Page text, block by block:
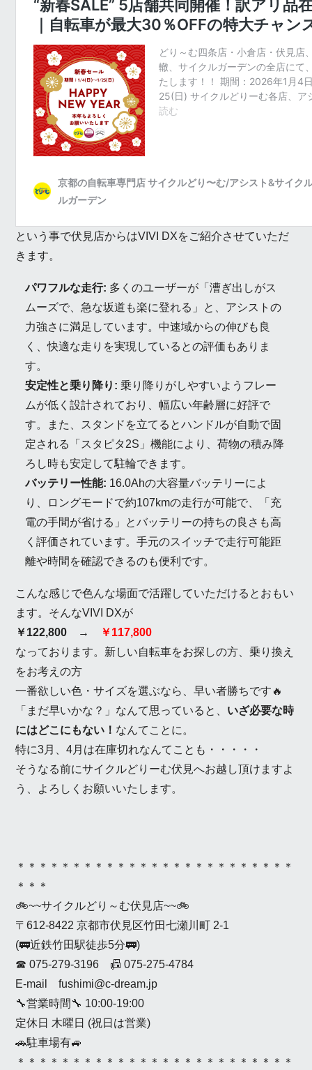
という事で伏見店からはVIVI DXをご紹介させていただ
きます。
パワフルな走行: 多くのユーザーが「漕ぎ出しがス
ムーズで、急な坂道も楽に登れる」と、アシストの
力強さに満足しています。中速域からの伸びも良
く、快適な走りを実現しているとの評価もありま
す。
安定性と乗り降り: 乗り降りがしやすいようフレー
ムが低く設計されており、幅広い年齢層に好評で
す。また、スタンドを立てるとハンドルが自動で固
定される「スタピタ2S」機能により、荷物の積み降
ろし時も安定して駐輪できます。
バッテリー性能: 16.0Ahの大容量バッテリーによ
り、ロングモードで約107kmの走行が可能で、「充
電の手間が省ける」とバッテリーの持ちの良さも高
く評価されています。手元のスイッチで走行可能距
離や時間を確認できるのも便利です。
こんな感じで色んな場面で活躍していただけるとおもい
ます。そんなVIVI DXが
￥122,800 →
￥117,800
なっております。新しい自転車をお探しの方、乗り換え
をお考えの方
一番欲しい色・サイズを選ぶなら、早い者勝ちです🔥
「まだ早いかな？」なんて思っていると、 いざ必要な時
にはどこにもない！ なんてことに。
特に3月、4月は在庫切れなんてことも・・・・・
そうなる前にサイクルどりーむ伏見へお越し頂けますよ
う、よろしくお願いいたします。
＊＊＊＊＊＊＊＊＊＊＊＊＊＊＊＊＊＊＊＊＊＊＊＊＊
＊＊＊
🚲~~サイクルどり～む伏見店~~🚲
〒612-8422 京都市伏見区竹田七瀬川町 2-1
(🚃近鉄竹田駅徒歩5分🚃)
☎ 075-279-3196 📠 075-275-4784
E-mail fushimi@c-dream.jp
🔧営業時間🔧 10:00-19:00
定休日 木曜日 (祝日は営業)
🚗駐車場有🚙
＊＊＊＊＊＊＊＊＊＊＊＊＊＊＊＊＊＊＊＊＊＊＊＊＊